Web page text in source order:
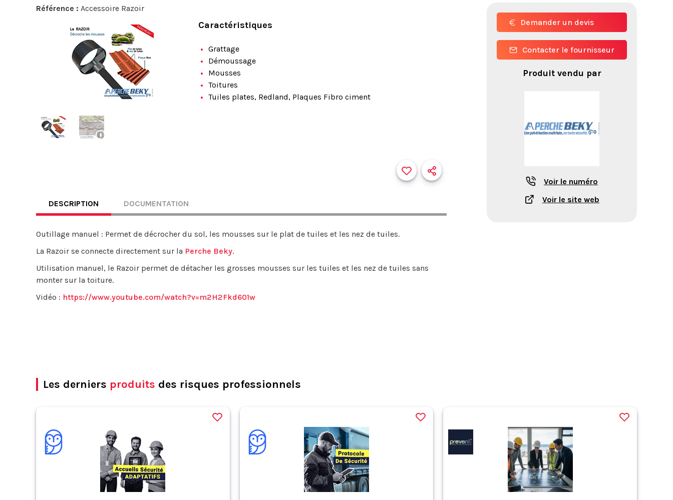
Référence : Accessoire Razoir
Caractéristiques
Grattage
Démoussage
Mousses
Toitures
Tuiles plates, Redland, Plaques Fibro ciment
DESCRIPTION DOCUMENTATION
Outillage manuel : Permet de décrocher du sol, les mousses sur le plat de tuiles et les nez de tuiles.
La Razoir se connecte directement sur la Perche Beky.
Utilisation manuel, le Razoir permet de détacher les grosses mousses sur les tuiles et les nez de tuiles sans
monter sur la toiture.
Vidéo : https://www.youtube.com/watch?v=m2H2Fkd601w
Demander un devis
Contacter le fournisseur
Produit vendu par
Voir le numéro
Voir le site web
Les derniers produits des risques professionnels